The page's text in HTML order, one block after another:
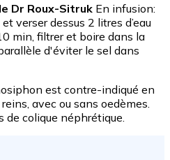
Dr Roux-Sitruk En infusion:
verser dessus 2 litres d’eau
min, filtrer et boire dans la
d'éviter le sel dans
est contre-indiqué en
avec ou sans oedèmes.
de colique néphrétique.